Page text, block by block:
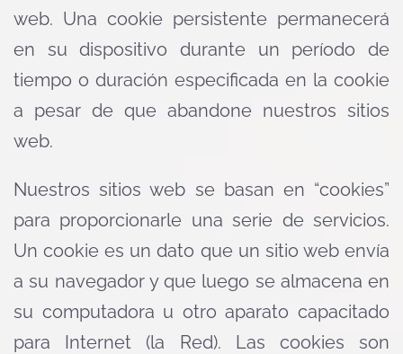
web. Una cookie persistente permanecerá
en su dispositivo durante un período de
tiempo o duración especificada en la cookie
a pesar de que abandone nuestros sitios
web.
Nuestros sitios web se basan en “cookies”
para proporcionarle una serie de servicios.
Un cookie es un dato que un sitio web envía
a su navegador y que luego se almacena en
su computadora u otro aparato capacitado
para Internet (la Red). Las cookies son